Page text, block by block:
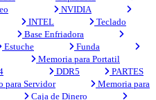
NVIDIA
INTEL
Teclado
Base Enfriadora
Estuche
Funda
Memoria para Portatil
DDR5
PARTES
para Servidor
Memoria para
Caja de Dinero